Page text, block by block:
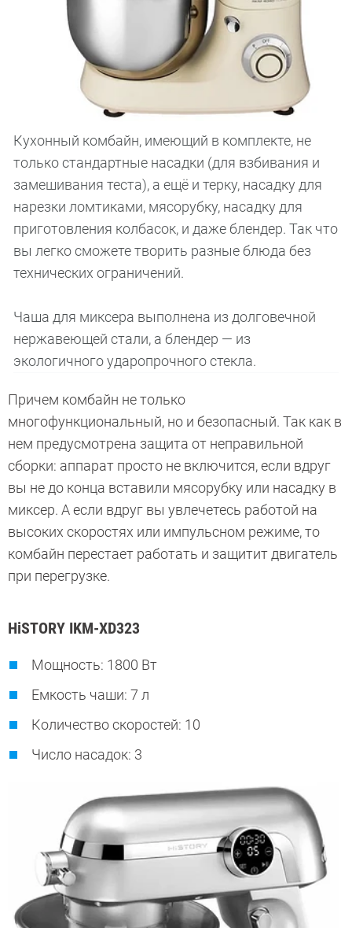
Кухонный комбайн, имеющий в комплекте, не
только стандартные насадки (для взбивания и
замешивания теста), а ещё и терку, насадку для
нарезки ломтиками, мясорубку, насадку для
приготовления колбасок, и даже блендер. Так что
вы легко сможете творить разные блюда без
технических ограничений.
Чаша для миксера выполнена из долговечной
нержавеющей стали, а блендер — из
экологичного ударопрочного стекла.
Причем комбайн не только
многофункциональный, но и безопасный. Так как в
нем предусмотрена защита от неправильной
сборки: аппарат просто не включится, если вдруг
вы не до конца вставили мясорубку или насадку в
миксер. А если вдруг вы увлечетесь работой на
высоких скоростях или импульсном режиме, то
комбайн перестает работать и защитит двигатель
при перегрузке.
HiSTORY IKM-XD323
Мощность: 1800 Вт
Емкость чаши: 7 л
Количество скоростей: 10
Число насадок: 3